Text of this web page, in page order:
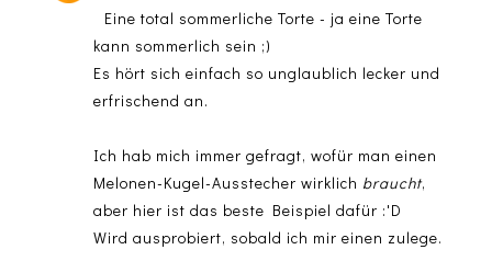
Eine total sommerliche Torte - ja eine Torte
kann sommerlich sein ;)
Es hört sich einfach so unglaublich lecker und
erfrischend an.
Ich hab mich immer gefragt, wofür man einen
Melonen-Kugel-Ausstecher wirklich braucht,
aber hier ist das beste Beispiel dafür :'D
Wird ausprobiert, sobald ich mir einen zulege.